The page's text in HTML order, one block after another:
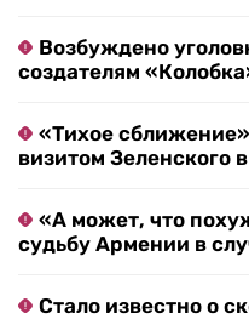
Возбуждено
создателям
«Тихое
визитом Зеленского
«А может, что
судьбу Армении в
Стало известно о